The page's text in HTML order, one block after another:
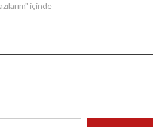
içinde